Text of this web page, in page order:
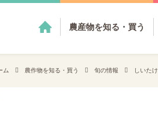
農産物を知る・買う
ム 農作物を知る・買う 旬の情報 しいたけ